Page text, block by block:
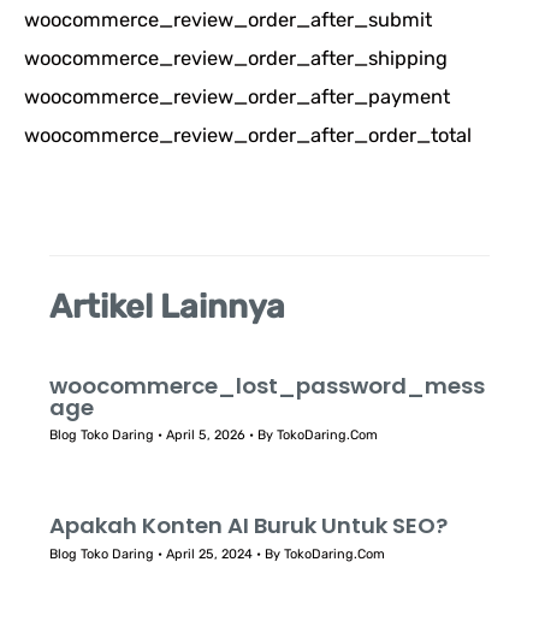
u
n
t
u
woocommerce_review_order_after_submit
woocommerce_review_order_after_shipping
woocommerce_review_order_after_payment
woocommerce_review_order_after_order_total
Artikel Lainnya
woocommerce_lost_password_mess
age
Blog Toko Daring •April 5, 2026 • ByTokoDaring.Com
Apakah Konten AI Buruk Untuk SEO?
Blog Toko Daring •April 25, 2024 • ByTokoDaring.Com